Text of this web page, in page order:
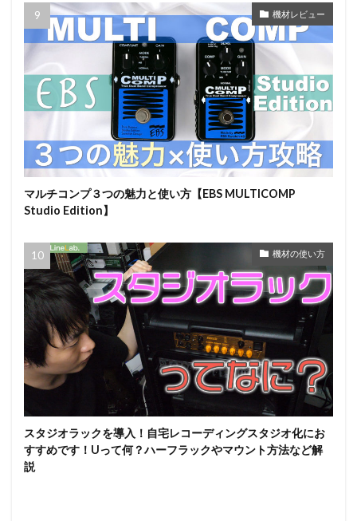
機材レビュー
マルチコンプ３つの魅力と使い方【EBS MULTICOMP
Studio Edition】
機材の使い方
スタジオラックを導入！自宅レコーディングスタジオ化にお
すすめです！Uって何？ハーフラックやマウント方法など解
説